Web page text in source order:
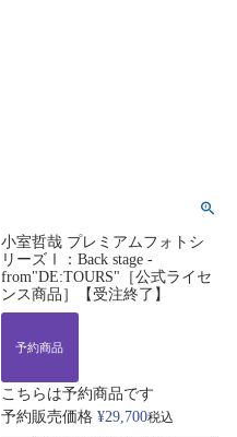
小室哲哉 プレミアムフォトシ
リーズⅠ：Back stage -
from"DE:TOURS"［公式ライセ
ンス商品］【受注終了】
予約商品
こちらは予約商品です
予約販売価格 ¥29,700税込